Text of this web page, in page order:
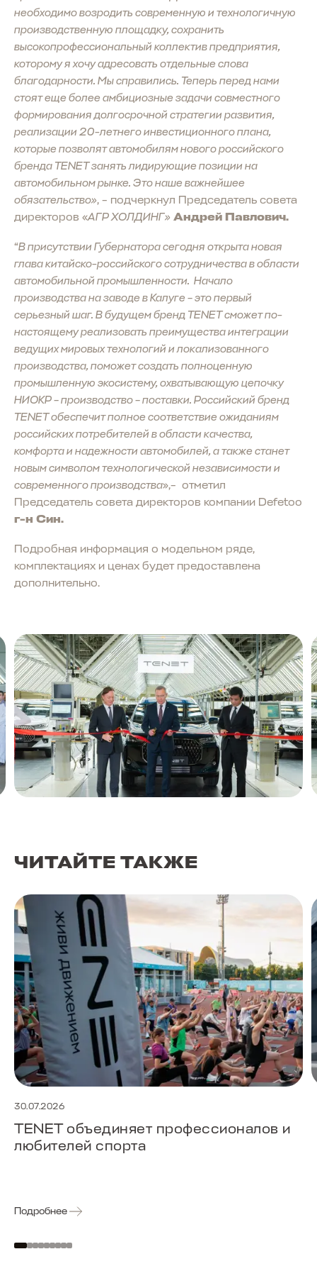
необходимо возродить современную и технологичную
производственную площадку, сохранить
высокопрофессиональный коллектив предприятия,
которому я хочу адресовать отдельные слова
благодарности. Мы справились. Теперь перед нами
стоят еще более амбициозные задачи совместного
формирования долгосрочной стратегии развития,
реализации 20-летнего инвестиционного плана,
которые позволят автомобилям нового российского
бренда TENET занять лидирующие позиции на
автомобильном рынке. Это наше важнейшее
обязательство», – подчеркнул Председатель совета
директоров «АГР ХОЛДИНГ» Андрей Павлович.
“В присутствии Губернатора сегодня открыта новая
глава китайско-российского сотрудничества в области
автомобильной промышленности. Начало
производства на заводе в Калуге – это первый
серьезный шаг. В будущем бренд TENET сможет по-
настоящему реализовать преимущества интеграции
ведущих мировых технологий и локализованного
производства, поможет создать полноценную
промышленную экосистему, охватывающую цепочку
НИОКР – производство – поставки. Российский бренд
TENET обеспечит полное соответствие ожиданиям
российских потребителей в области качества,
комфорта и надежности автомобилей, а также станет
новым символом технологической независимости и
современного производства»,– отметил
Председатель совета директоров компании Defetoo
г-н Син.
Подробная информация о модельном ряде,
комплектациях и ценах будет предоставлена
дополнительно.
ЧИТАЙТЕ ТАКЖЕ
30.07.2026
TENET объединяет профессионалов и
любителей спорта
Подробнее